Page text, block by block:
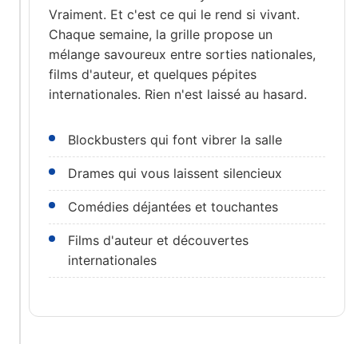
Vraiment. Et c'est ce qui le rend si vivant.
Chaque semaine, la grille propose un
mélange savoureux entre sorties nationales,
films d'auteur, et quelques pépites
internationales. Rien n'est laissé au hasard.
Blockbusters qui font vibrer la salle
Drames qui vous laissent silencieux
Comédies déjantées et touchantes
Films d'auteur et découvertes
internationales